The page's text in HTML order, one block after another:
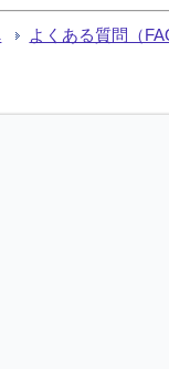
よくある質問（